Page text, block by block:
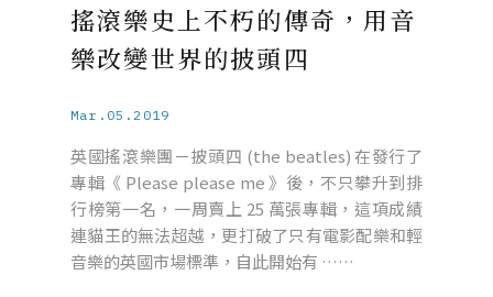
搖滾樂史上不朽的傳奇，用音
樂改變世界的披頭四
Mar.05.2019
英國搖滾樂團－披頭四 (the beatles) 在發行了
專輯《 Please please me 》後，不只攀升到排
行榜第一名，一周賣上 25 萬張專輯，這項成績
連貓王的無法超越，更打破了只有電影配樂和輕
音樂的英國市場標準，自此開始有 ……